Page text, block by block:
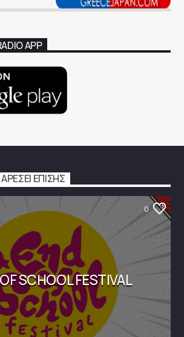
APP
ΕΠΊΣΗΣ
0
SCHOOL FESTIVAL